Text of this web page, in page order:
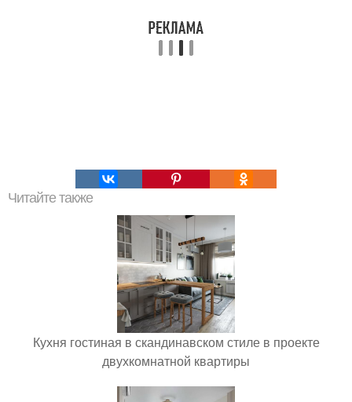
Читайте также
Кухня гостиная в скандинавском стиле в проекте
двухкомнатной квартиры